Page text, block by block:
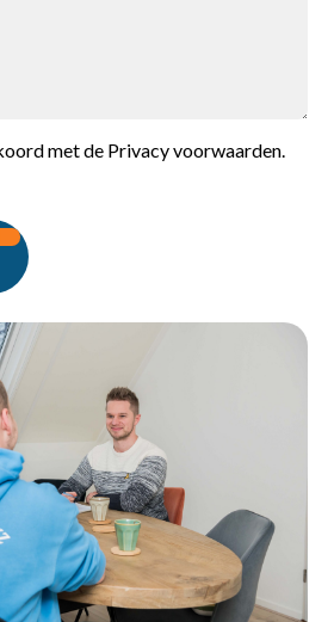
met de Privacy voorwaarden.